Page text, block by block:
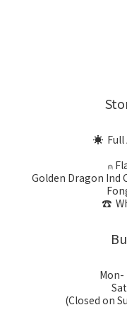
☀ Full
⍝
Golden Dragon Ind
☎
Mon-
(Closed on